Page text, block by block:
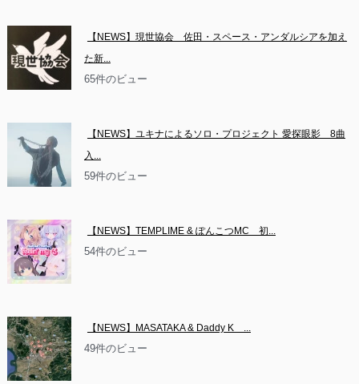
【NEWS】現世協会　佐田・スペース・アンダルシアを加え
た新...
65件のビュー
【NEWS】ユキナによるソロ・プロジェクト 愛探眼影　8曲
入...
59件のビュー
【NEWS】TEMPLIME & ぽんこつMC　初...
54件のビュー
【NEWS】MASATAKA & Daddy K　...
49件のビュー